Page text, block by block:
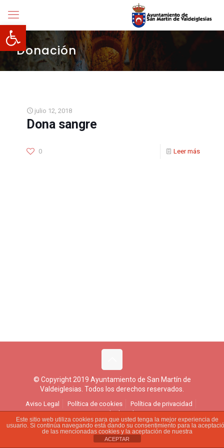
Abrir barra de herramientas
Donación
julio 12, 2018
Dona sangre
0 Leer más
© Copyright 2019 Ayuntamiento de San Martín de
Valdeiglesias. Todos los derechos reservados.
Aviso Legal Política de cookies
Política de privacidad
Ejercicio de derechos
Este sitio web utiliza cookies para que usted tenga la mejor experiencia de
usuario. Si continúa navegando está dando su consentimiento para la
de las mencionadas cookies y la aceptación de nuestra
ACEPTAR